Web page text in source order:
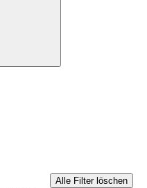
Alle Filter löschen